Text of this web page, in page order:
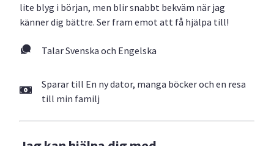
lite blyg i början, men blir snabbt bekväm när jag
känner dig bättre. Ser fram emot att få hjälpa till!
Talar Svenska och Engelska
Sparar till En ny dator, manga böcker och en resa
till min familj